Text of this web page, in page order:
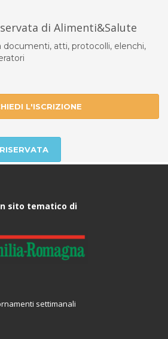
di Alimenti&Salute
documenti, atti, protocolli, elenchi,
L'ISCRIZIONE
sito tematico di
settimanali